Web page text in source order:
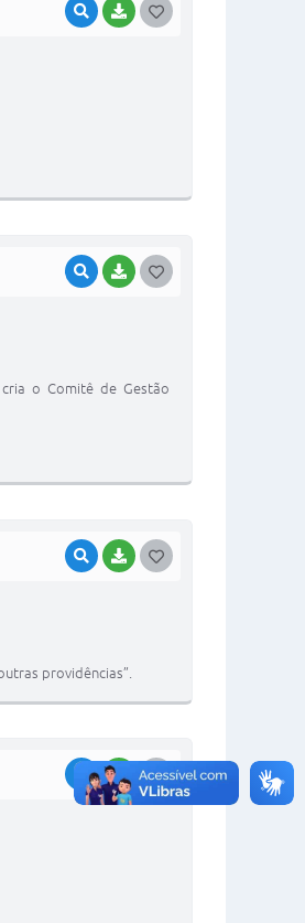
VISUALIZAR
BAIXAR
VISUALIZAR
BAIXAR
o Comitê de Gestão
VISUALIZAR
BAIXAR
providências”.
VISUALIZAR
BAIXAR
G
O